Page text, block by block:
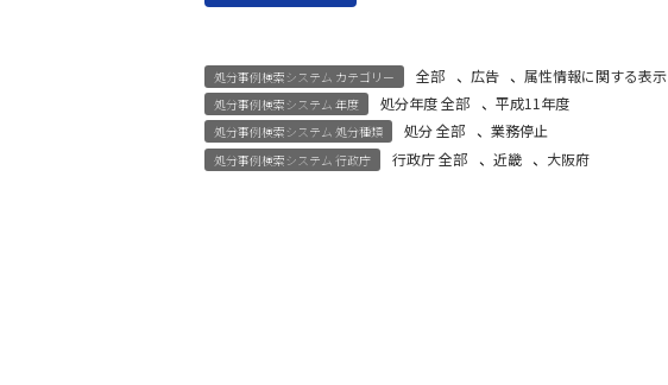
処分事例検索システム カテゴリー 全部 、 広告 、 属性情報に関する表示
処分事例検索システム 年度 処分年度 全部 、 平成11年度
処分事例検索システム 処分種類 処分 全部 、 業務停止
処分事例検索システム 行政庁 行政庁 全部 、 近畿 、 大阪府